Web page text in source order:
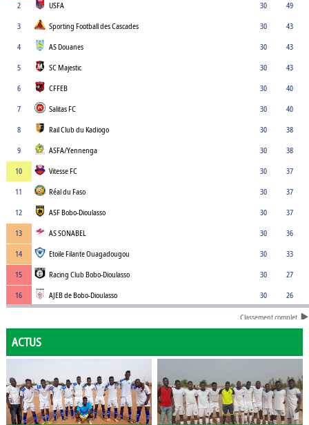
2
USFA 30
49
3
Sporting Football des Cascades 30
43
4
AS Douanes 30
43
5
SC Majestic 30
43
6
CFFEB 30
40
7
Salitas FC 30
40
8
Rail Club du Kadiogo 30
38
9
ASFA/Yennenga 30
38
10
Vitesse FC 30
37
11
Réal du Faso 30
37
12
ASF Bobo-Dioulasso 30
37
13
AS SONABEL 30
36
14
Etoile Filante Ouagadougou 30
33
15
Racing Club Bobo-Dioulasso 30
27
16
AJEB de Bobo-Dioulasso 30 26
Classement complet
ACTUS